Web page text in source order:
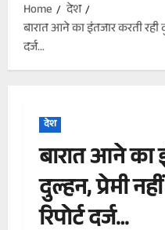
Home
देश
बारात आने का इंतजार करती रही
दर्ज…
देश
बारात आने का
दुल्हन, प्रेमी
रिपोर्ट दर्ज…